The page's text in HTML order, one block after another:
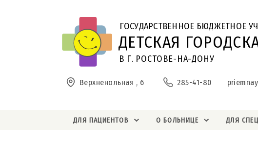
ДЕТСКАЯ
В Г. РОСТОВЕ-НА-ДОНУ
ГОСУДАРСТВЕННОЕ БЮДЖЕТНОЕ
Верхненольная , 6 285-41-80
ДЛЯ ПАЦИЕНТОВ О БОЛЬНИЦЕ ДЛЯ